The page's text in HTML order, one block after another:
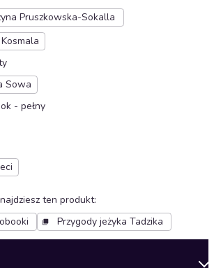
Pruszkowska-Sokalla
Sowa
- pełny
ten produkt:
Przygody jeżyka Tadzika